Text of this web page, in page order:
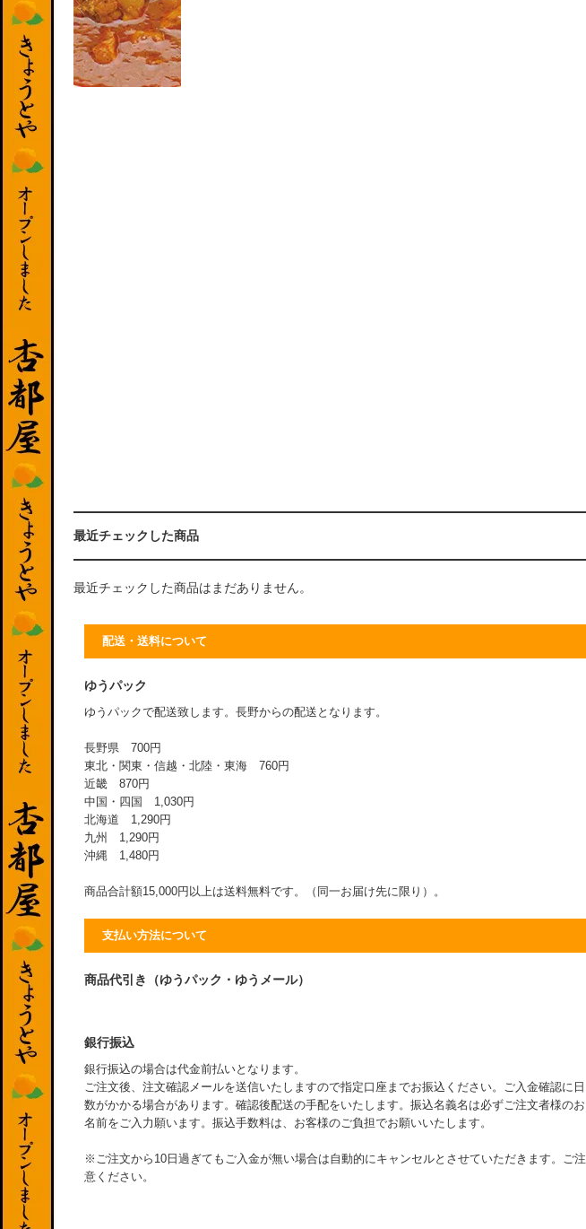
最近チェックした商品
最近チェックした商品はまだありません。
配送・送料について
ゆうパック
ゆうパックで配送致します。長野からの配送となります。
長野県 700円
東北・関東・信越・北陸・東海 760円
近畿 870円
中国・四国 1,030円
北海道 1,290円
九州 1,290円
沖縄 1,480円
商品合計額15,000円以上は送料無料です。（同一お届け先に限り）。
支払い方法について
商品代引き（ゆうパック・ゆうメール）
銀行振込
銀行振込の場合は代金前払いとなります。
ご注文後、注文確認メールを送信いたしますので指定口座までお振込ください。ご入金確認に日
数がかかる場合があります。確認後配送の手配をいたします。振込名義名は必ずご注文者様のお
名前をご入力願います。振込手数料は、お客様のご負担でお願いいたします。
※ご注文から10日過ぎてもご入金が無い場合は自動的にキャンセルとさせていただきます。ご注
意ください。